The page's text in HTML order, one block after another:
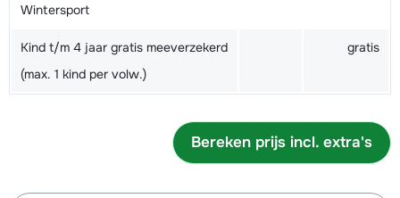
Wintersport
Kind t/m 4 jaar gratis meeverzekerd
(max. 1 kind per volw.)
gratis
Bereken prijs incl. extra's